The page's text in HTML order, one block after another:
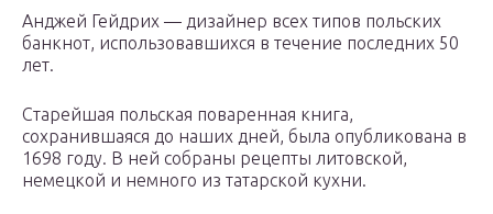
Анджей Гейдрих — дизайнер всех типов польских
банкнот, использовавшихся в течение последних 50
лет.
Старейшая польская поваренная книга,
сохранившаяся до наших дней, была опубликована в
1698 году. В ней собраны рецепты литовской,
немецкой и немного из татарской кухни.